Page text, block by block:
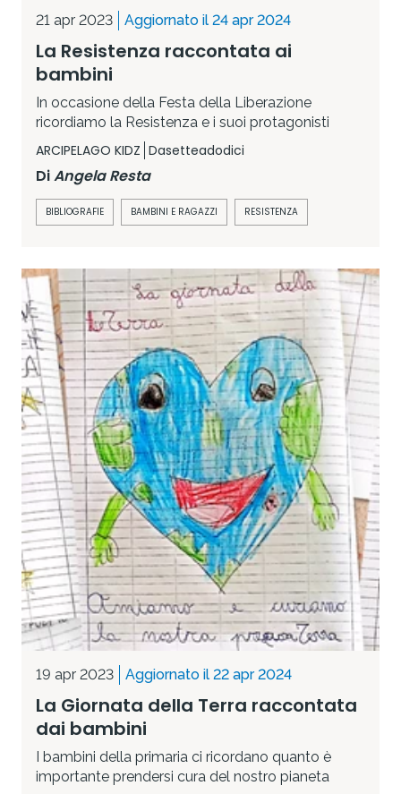
21 apr 2023 Aggiornato il 24 apr 2024
La Resistenza raccontata ai
bambini
In occasione della Festa della Liberazione
ricordiamo la Resistenza e i suoi protagonisti
ARCIPELAGO KIDZ Dasetteadodici
DiAngela Resta
BIBLIOGRAFIE BAMBINI E RAGAZZI RESISTENZA
19 apr 2023 Aggiornato il 22 apr 2024
La Giornata della Terra raccontata
dai bambini
I bambini della primaria ci ricordano quanto è
importante prendersi cura del nostro pianeta